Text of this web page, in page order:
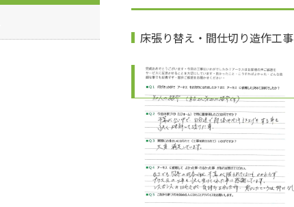
床張り替え・間仕切り造作工事